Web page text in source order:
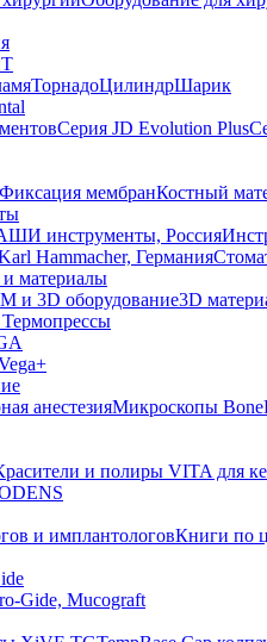
ТорнадоЦилиндрШарик
Серия JD Evolution Plus
Фиксация мембранКостный
инструменты, Россия
Hammacher, Германия
и материалы
и 3D оборудование3D
анестезияМикроскопы
и полиры VITA для
и имплантологовКниги по
Gide, Mucograft